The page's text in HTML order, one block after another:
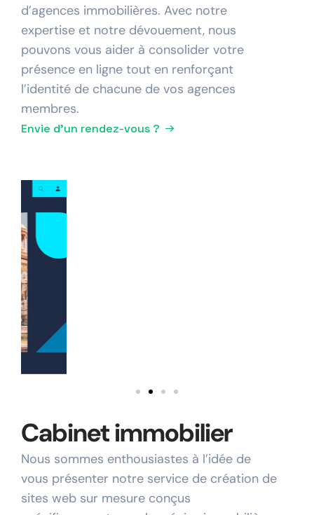
d’agences immobilières. Avec notre
expertise et notre dévouement, nous
pouvons vous aider à consolider votre
présence en ligne tout en renforçant
l’identité de chacune de vos agences
membres.
Envie d'un rendez-vous ?
Cabinet immobilier
Nous sommes enthousiastes à l’idée de
vous présenter notre service de création de
sites web sur mesure conçus